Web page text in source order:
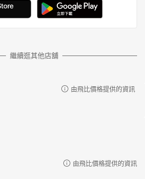
繼續逛其他店舖
由飛比價格提供的資訊
由飛比價格提供的資訊